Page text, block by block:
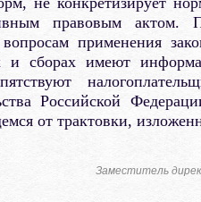
правовым актом.
применения
сборах имеют
Российской
от трактовки,
Заместитель